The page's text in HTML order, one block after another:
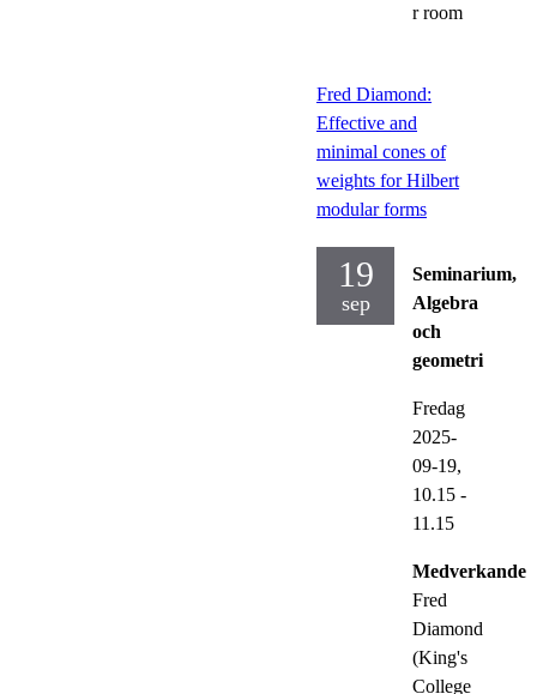
r room
Fred Diamond:
Effective and
minimal cones of
weights for Hilbert
modular forms
19
sep
Seminarium,
Algebra
och
geometri
Fredag
2025-
09-19,
10.15 -
11.15
Medverkande:
Fred
Diamond
(King's
College